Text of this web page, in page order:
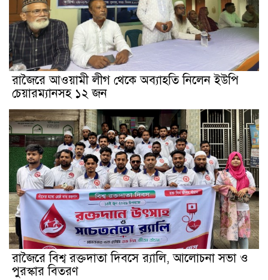
রাজৈরে আওয়ামী লীগ থেকে অব্যাহতি নিলেন ইউপি
চেয়ারম্যানসহ ১২ জন
রাজৈরে বিশ্ব রক্তদাতা দিবসে র‍্যালি, আলোচনা সভা ও
পুরস্কার বিতরণ